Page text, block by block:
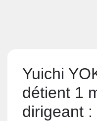
Yuichi
détient 1
dirigeant :